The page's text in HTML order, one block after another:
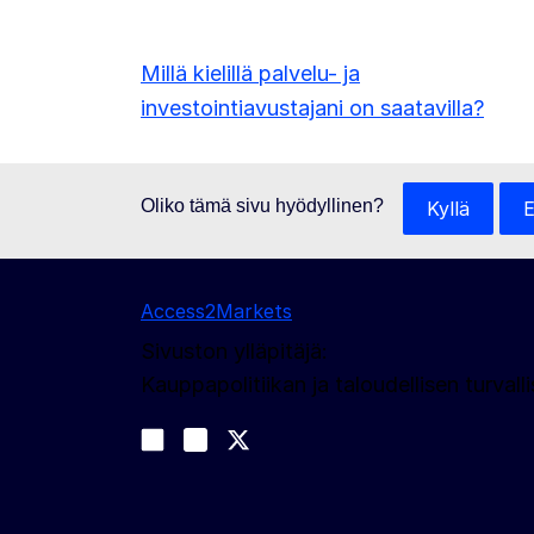
Millä kielillä palvelu- ja
investointiavustajani on saatavilla?
Oliko tämä sivu hyödyllinen? Kyllä
Access2Markets
Sivuston ylläpitäjä:
Kauppapolitiikan ja taloudellisen
Join us on LinkedIn
Trade-Off podcast